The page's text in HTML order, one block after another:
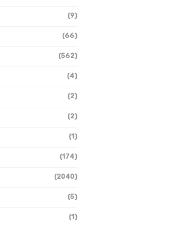
(9)
(66)
(562)
(4)
(2)
(2)
(1)
(174)
(2040)
(5)
(1)